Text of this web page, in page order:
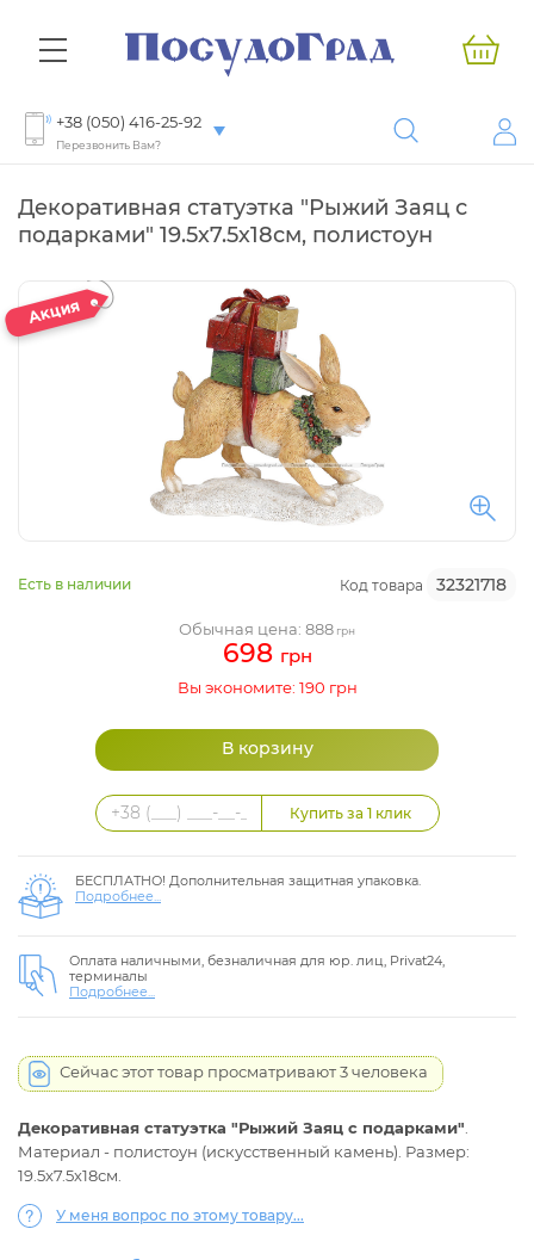
+38 (050) 416-25-92
Перезвонить Вам?
Декоративная статуэтка "Рыжий Заяц с
подарками" 19.5х7.5х18см, полистоун
Есть в наличии Код товара 32321718
Обычная цена: 888 грн
698 грн
Вы экономите: 190 грн
БЕСПЛАТНО! Дополнительная защитная упаковка.
Подробнее...
Оплата наличными, безналичная для юр. лиц, Privat24,
терминалы
Подробнее...
Сейчас этот товар просматривают 3 человека
Декоративная статуэтка "Рыжий Заяц с подарками"
Материал - полистоун (искусственный камень). Размер:
19.5х7.5х18см.
У меня вопрос по этому товару...